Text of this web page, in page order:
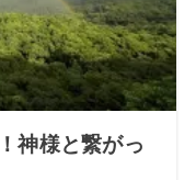
神様と繋がっ